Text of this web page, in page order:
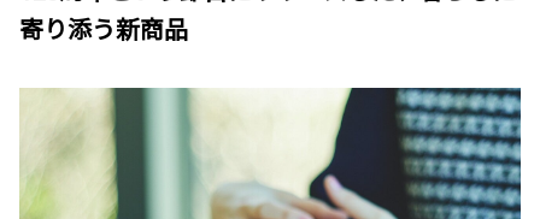
寄り添う新商品